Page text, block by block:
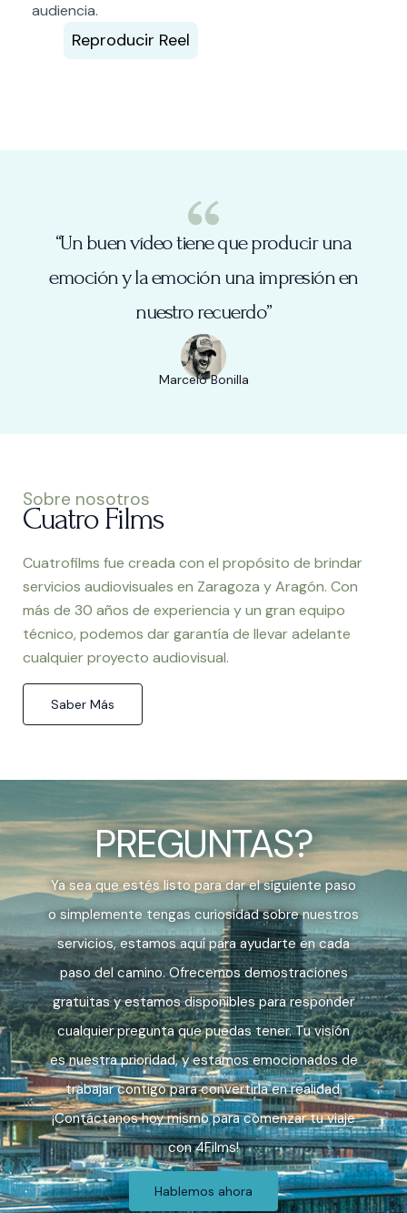
audiencia.
Reproducir Reel
“Un buen vídeo tiene que producir una
emoción y la emoción una impresión en
nuestro recuerdo”
Marcelo Bonilla
Sobre nosotros
Cuatro Films
Cuatrofilms fue creada con el propósito de brindar
servicios audiovisuales en Zaragoza y Aragón. Con
más de 30 años de experiencia y un gran equipo
técnico, podemos dar garantía de llevar adelante
cualquier proyecto audiovisual.
Saber Más
PREGUNTAS?
Ya sea que estés listo para dar el siguiente paso
o simplemente tengas curiosidad sobre nuestros
servicios, estamos aquí para ayudarte en cada
paso del camino. Ofrecemos demostraciones
gratuitas y estamos disponibles para responder
cualquier pregunta que puedas tener. Tu visión
es nuestra prioridad, y estamos emocionados de
trabajar contigo para convertirla en realidad.
¡Contáctanos hoy mismo para comenzar tu viaje
con 4Films!
Hablemos ahora